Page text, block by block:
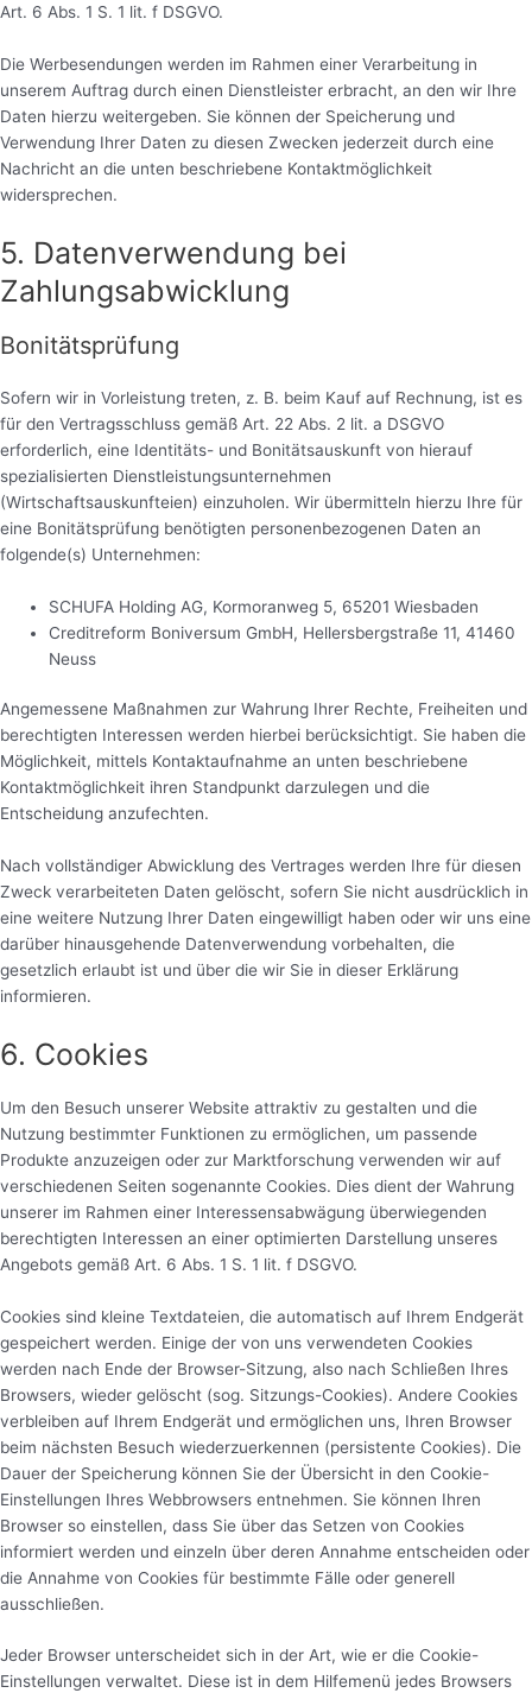
Art. 6 Abs. 1 S. 1 lit. f DSGVO.
Die Werbesendungen werden im Rahmen einer Verarbeitung in
unserem Auftrag durch einen Dienstleister erbracht, an den wir Ihre
Daten hierzu weitergeben. Sie können der Speicherung und
Verwendung Ihrer Daten zu diesen Zwecken jederzeit durch eine
Nachricht an die unten beschriebene Kontaktmöglichkeit
widersprechen.
5. Datenverwendung bei
Zahlungsabwicklung
Bonitätsprüfung
Sofern wir in Vorleistung treten, z. B. beim Kauf auf Rechnung, ist es
für den Vertragsschluss gemäß Art. 22 Abs. 2 lit. a DSGVO
erforderlich, eine Identitäts- und Bonitätsauskunft von hierauf
spezialisierten Dienstleistungsunternehmen
(Wirtschaftsauskunfteien) einzuholen. Wir übermitteln hierzu Ihre für
eine Bonitätsprüfung benötigten personenbezogenen Daten an
folgende(s) Unternehmen:
SCHUFA Holding AG, Kormoranweg 5, 65201 Wiesbaden
Creditreform Boniversum GmbH, Hellersbergstraße 11, 41460
Neuss
Angemessene Maßnahmen zur Wahrung Ihrer Rechte, Freiheiten und
berechtigten Interessen werden hierbei berücksichtigt. Sie haben die
Möglichkeit, mittels Kontaktaufnahme an unten beschriebene
Kontaktmöglichkeit ihren Standpunkt darzulegen und die
Entscheidung anzufechten.
Nach vollständiger Abwicklung des Vertrages werden Ihre für diesen
Zweck verarbeiteten Daten gelöscht, sofern Sie nicht ausdrücklich in
eine weitere Nutzung Ihrer Daten eingewilligt haben oder wir uns eine
darüber hinausgehende Datenverwendung vorbehalten, die
gesetzlich erlaubt ist und über die wir Sie in dieser Erklärung
informieren.
6. Cookies
Um den Besuch unserer Website attraktiv zu gestalten und die
Nutzung bestimmter Funktionen zu ermöglichen, um passende
Produkte anzuzeigen oder zur Marktforschung verwenden wir auf
verschiedenen Seiten sogenannte Cookies. Dies dient der Wahrung
unserer im Rahmen einer Interessensabwägung überwiegenden
berechtigten Interessen an einer optimierten Darstellung unseres
Angebots gemäß Art. 6 Abs. 1 S. 1 lit. f DSGVO.
Cookies sind kleine Textdateien, die automatisch auf Ihrem Endgerät
gespeichert werden. Einige der von uns verwendeten Cookies
werden nach Ende der Browser-Sitzung, also nach Schließen Ihres
Browsers, wieder gelöscht (sog. Sitzungs-Cookies). Andere Cookies
verbleiben auf Ihrem Endgerät und ermöglichen uns, Ihren Browser
beim nächsten Besuch wiederzuerkennen (persistente Cookies). Die
Dauer der Speicherung können Sie der Übersicht in den Cookie-
Einstellungen Ihres Webbrowsers entnehmen. Sie können Ihren
Browser so einstellen, dass Sie über das Setzen von Cookies
informiert werden und einzeln über deren Annahme entscheiden oder
die Annahme von Cookies für bestimmte Fälle oder generell
ausschließen.
Jeder Browser unterscheidet sich in der Art, wie er die Cookie-
Einstellungen verwaltet. Diese ist in dem Hilfemenü jedes Browsers